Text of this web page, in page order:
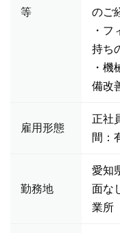
等
のご
・
持ち
・
備改
雇用形態
正社
間：
勤務地
愛知
面な
業所